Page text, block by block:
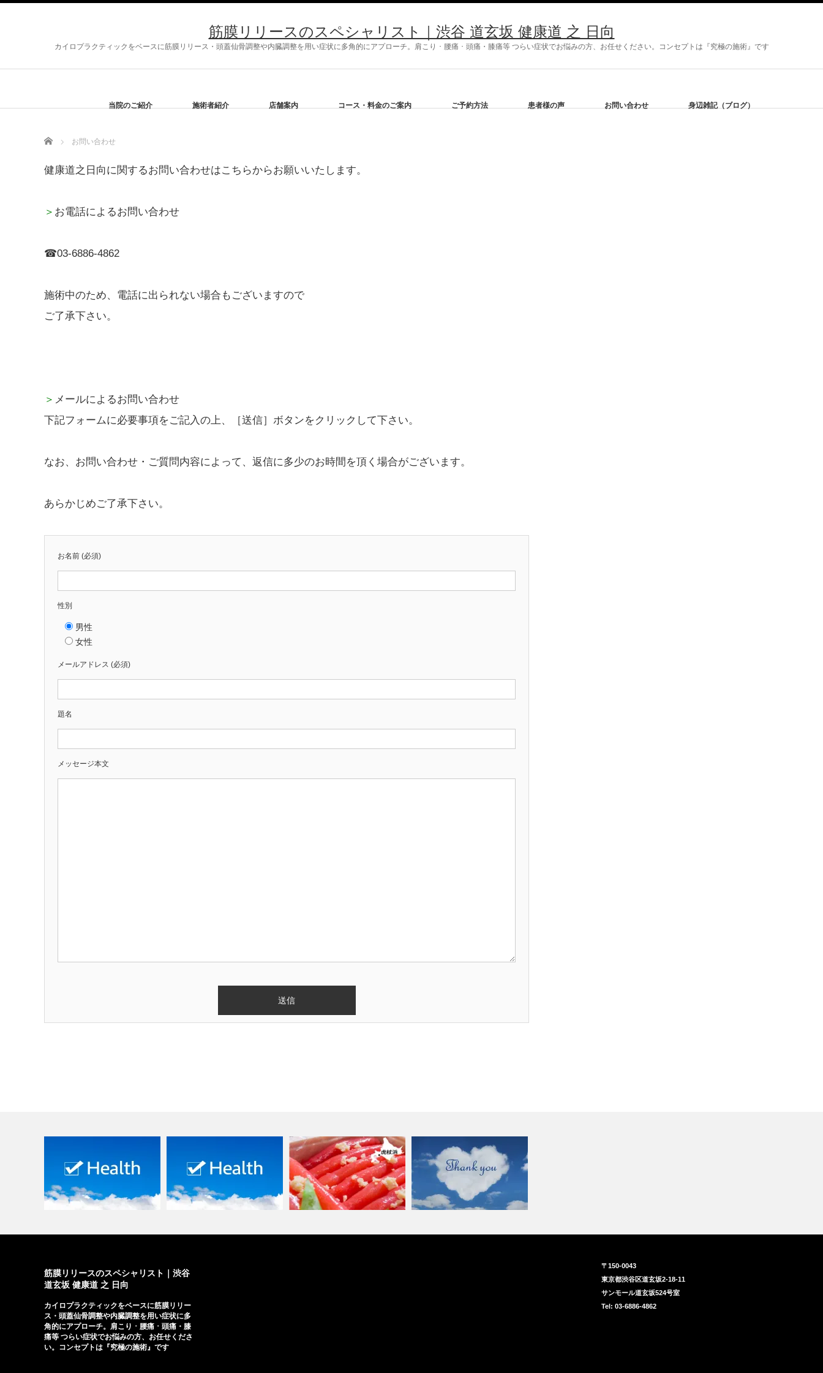
筋膜リリースのスペシャリスト｜渋谷 道玄坂 健康道 之 日向
カイロプラクティックをベースに筋膜リリース・頭蓋仙骨調整や内臓調整を用い症状に多角的にアプローチ。肩こり ･ 腰痛 ･ 頭痛・膝痛等 つらい症状でお悩みの方、お任せください。コンセプトは『究極の施術』です
当院のご紹介 施術者紹介 店舗案内 コース・料金のご案内 ご予約方法 患者様の声 お問い合わせ 身辺雑記（ブログ）
Home お問い合わせ
健康道之日向に関するお問い合わせはこちらからお願いいたします。
＞ お電話によるお問い合わせ
☎03-6886-4862
施術中のため、電話に出られない場合もございますので
ご了承下さい。
＞ メールによるお問い合わせ
下記フォームに必要事項をご記入の上、［送信］ボタンをクリックして下さい。
なお、お問い合わせ・ご質問内容によって、返信に多少のお時間を頂く場合がございます。
あらかじめご了承下さい。
お名前 (必須)
性別
男性
女性
メールアドレス (必須)
題名
メッセージ本文
Vol.2 |…
Vol.1 …
筋膜リリースのスペシャリスト｜渋谷
道玄坂 健康道 之 日向
カイロプラクティックをベースに筋膜リリー
ス・頭蓋仙骨調整や内臓調整を用い症状に多
角的にアプローチ。肩こり ･ 腰痛 ･ 頭痛・膝
痛等 つらい症状でお悩みの方、お任せくださ
い。コンセプトは『究極の施術』です
〒150-0043
東京都渋谷区道玄坂2-18-11
サンモール道玄坂524号室
Tel: 03-6886-4862